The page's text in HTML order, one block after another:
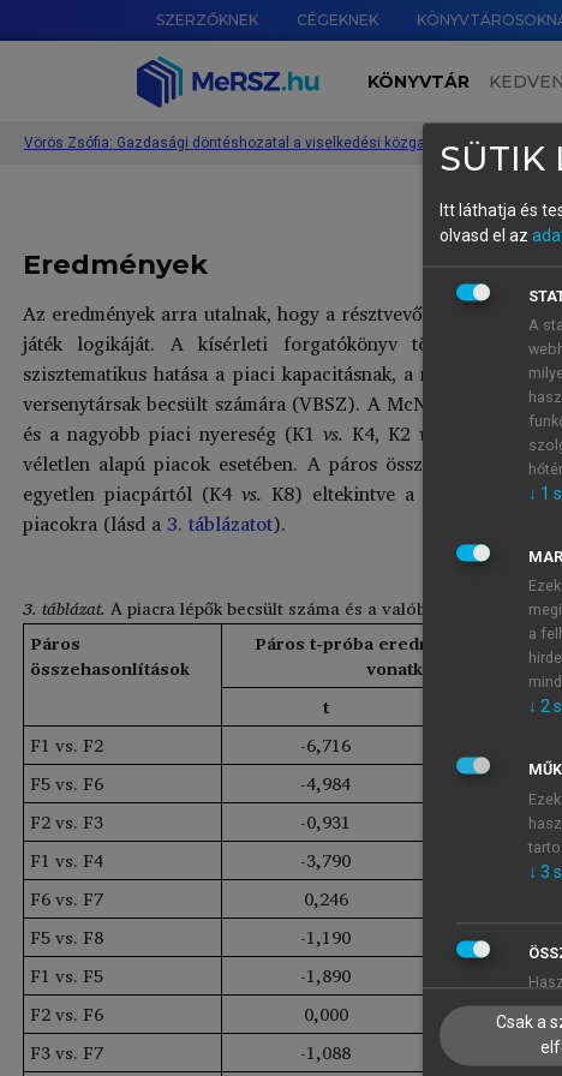
SZERZŐKNEK CÉGEKNEK
KÖNYVTÁR
Vörös Zsófia: Gazdasági döntéshozatal a viselkedési közgazdaságtan
Eredmények
Az eredmények arra utalnak, hogy a résztvevők feldolgozták
játék logikáját. A kísérleti forgatókönyv több
szisztematikus hatása a piaci kapacitásnak, a nyereségnek
versenytársak becsült számára (VBSZ). A McNemar-tesztek
és a nagyobb piaci nyereség (K1 vs. K4, K2 vs. vs.
véletlen alapú piacok esetében. A páros összehasonlítások
egyetlen piacpártól (K4 vs. K8) eltekintve a résztvevők
piacokra (lásd a3. táblázatot).
3. táblázat. A piacra lépők becsült száma és a valóban piacra
Páros
összehasonlítások
Páros t-próba eredményei az
vonatkozóan
t
Sig.
F1 vs. F2
-6,716
F5 vs. F6
-4,984 0,000
F2 vs. F3
-0,931 0,353
F1 vs. F4
-3,790 0,000
F6 vs. F7
0,246
F5 vs. F8
-1,190
F1 vs. F5
-1,890 0,060
F2 vs. F6
0,000 1,000
F3 vs. F7
-1,088 0,278
SÜTIK
Itt láthatja és
olvasd el az
A
↓ 1
a
↓ 2
↓ 3
Csak a